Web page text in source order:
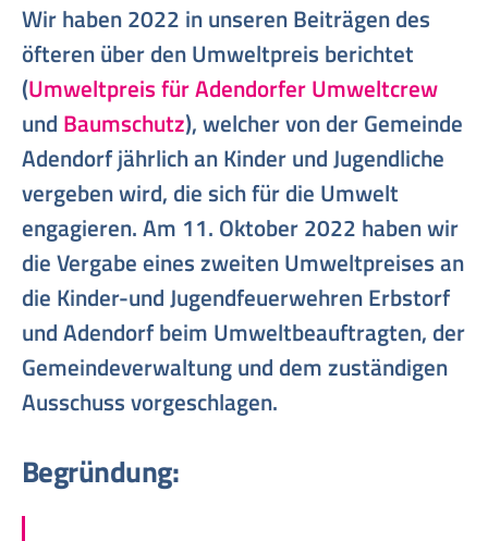
Wir haben 2022 in unseren Beiträgen des
öfteren über den Umweltpreis berichtet
(Umweltpreis für Adendorfer Umweltcrew
und Baumschutz), welcher von der Gemeinde
Adendorf jährlich an Kinder und Jugendliche
vergeben wird, die sich für die Umwelt
engagieren. Am 11. Oktober 2022 haben wir
die Vergabe eines zweiten Umweltpreises an
die Kinder-und Jugendfeuerwehren Erbstorf
und Adendorf beim Umweltbeauftragten, der
Gemeindeverwaltung und dem zuständigen
Ausschuss vorgeschlagen.
Begründung: